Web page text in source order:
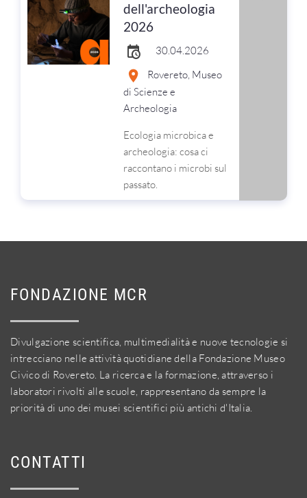
dell'archeologia
2026
30.04.2026
Rovereto, Museo
di Scienze e
Archeologia
Ecologia microbica e
archeologia: cosa ci
raccontano i microbi sul
passato.
FONDAZIONE MCR
Divulgazione scientifica, multimedialità e nuove tecnologie si
intrecciano nelle attività quotidiane della Fondazione Museo
Civico di Rovereto. La ricerca e la formazione, attraverso i
laboratori rivolti alle scuole, rappresentano da sempre la
priorità di uno dei musei scientifici più antichi d'Italia.
CONTATTI